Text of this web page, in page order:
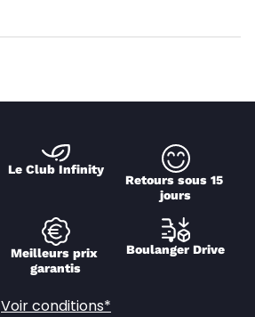
Le Club Infinity
Retours sous 15
jours
Meilleurs prix
garantis
Boulanger Drive
Voir conditions*